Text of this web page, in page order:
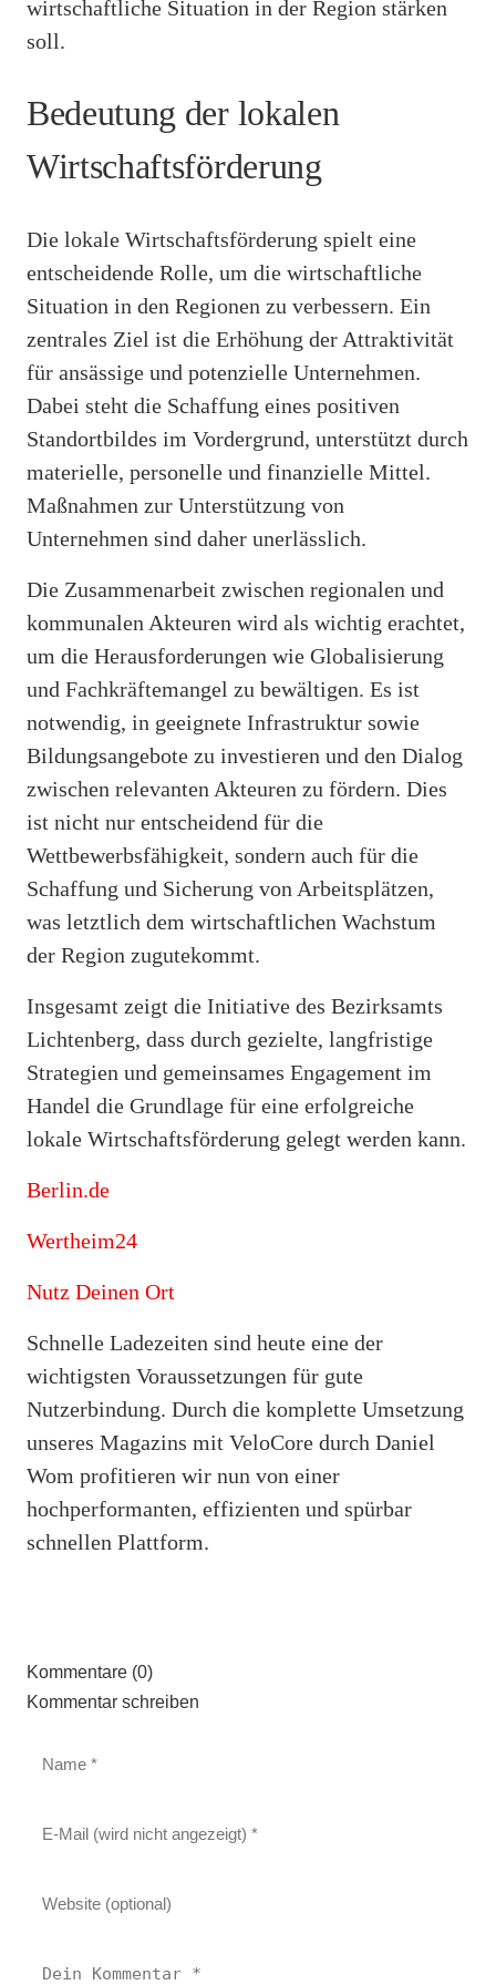
wirtschaftliche Situation in der Region stärken
soll.
Bedeutung der lokalen
Wirtschaftsförderung
Die lokale Wirtschaftsförderung spielt eine
entscheidende Rolle, um die wirtschaftliche
Situation in den Regionen zu verbessern. Ein
zentrales Ziel ist die Erhöhung der Attraktivität
für ansässige und potenzielle Unternehmen.
Dabei steht die Schaffung eines positiven
Standortbildes im Vordergrund, unterstützt durch
materielle, personelle und finanzielle Mittel.
Maßnahmen zur Unterstützung von
Unternehmen sind daher unerlässlich.
Die Zusammenarbeit zwischen regionalen und
kommunalen Akteuren wird als wichtig erachtet,
um die Herausforderungen wie Globalisierung
und Fachkräftemangel zu bewältigen. Es ist
notwendig, in geeignete Infrastruktur sowie
Bildungsangebote zu investieren und den Dialog
zwischen relevanten Akteuren zu fördern. Dies
ist nicht nur entscheidend für die
Wettbewerbsfähigkeit, sondern auch für die
Schaffung und Sicherung von Arbeitsplätzen,
was letztlich dem wirtschaftlichen Wachstum
der Region zugutekommt.
Insgesamt zeigt die Initiative des Bezirksamts
Lichtenberg, dass durch gezielte, langfristige
Strategien und gemeinsames Engagement im
Handel die Grundlage für eine erfolgreiche
lokale Wirtschaftsförderung gelegt werden kann.
Berlin.de
Wertheim24
Nutz Deinen Ort
Schnelle Ladezeiten sind heute eine der
wichtigsten Voraussetzungen für gute
Nutzerbindung. Durch die komplette Umsetzung
unseres Magazins mit VeloCore durch Daniel
Wom profitieren wir nun von einer
hochperformanten, effizienten und spürbar
schnellen Plattform.
Kommentare (0)
Kommentar schreiben